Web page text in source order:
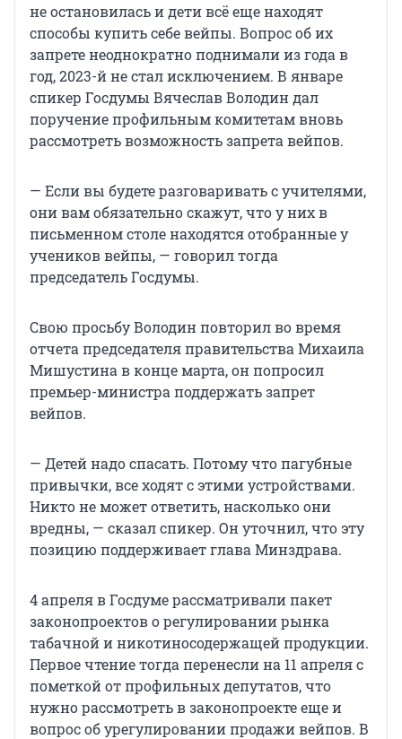
не остановилась и дети всё еще находят
способы купить себе вейпы. Вопрос об их
запрете неоднократно поднимали из года в
год, 2023-й не стал исключением. В январе
спикер Госдумы Вячеслав Володин дал
поручение профильным комитетам вновь
рассмотреть возможность запрета вейпов.
— Если вы будете разговаривать с учителями,
они вам обязательно скажут, что у них в
письменном столе находятся отобранные у
учеников вейпы, — говорил тогда
председатель Госдумы.
Свою просьбу Володин повторил во время
отчета председателя правительства Михаила
Мишустина в конце марта, он попросил
премьер-министра поддержать запрет
вейпов.
— Детей надо спасать. Потому что пагубные
привычки, все ходят с этими устройствами.
Никто не может ответить, насколько они
вредны, — сказал спикер. Он уточнил, что эту
позицию поддерживает глава Минздрава.
4 апреля в Госдуме рассматривали пакет
законопроектов о регулировании рынка
табачной и никотиносодержащей продукции.
Первое чтение тогда перенесли на 11 апреля с
пометкой от профильных депутатов, что
нужно рассмотреть в законопроекте еще и
вопрос об урегулировании продажи вейпов. В